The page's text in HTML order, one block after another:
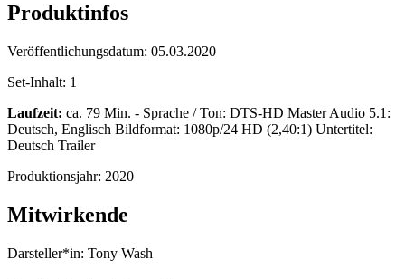
Produktinfos
Veröffentlichungsdatum: 05.03.2020
Set-Inhalt: 1
Laufzeit: ca. 79 Min. - Sprache / Ton: DTS-HD Master Audio 5.1:
Deutsch, Englisch Bildformat: 1080p/24 HD (2,40:1) Untertitel:
Deutsch Trailer
Produktionsjahr: 2020
Mitwirkende
Darsteller*in: Tony Wash